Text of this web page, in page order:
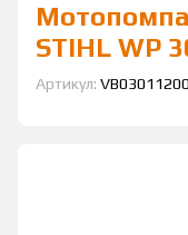
STIHL WP
Артикул: